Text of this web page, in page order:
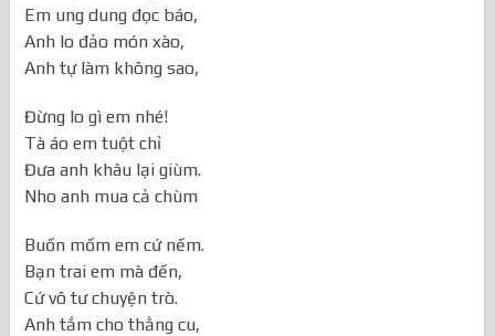
Em ung dung đọc báo,
Anh lo đảo món xào,
Anh tự làm không sao,
Đừng lo gì em nhé!
Tà áo em tuột chỉ
Đưa anh khâu lại giùm.
Nho anh mua cả chùm
Buồn mồm em cứ nếm.
Bạn trai em mà đến,
Cứ vô tư chuyện trò.
Anh tắm cho thằng cu,